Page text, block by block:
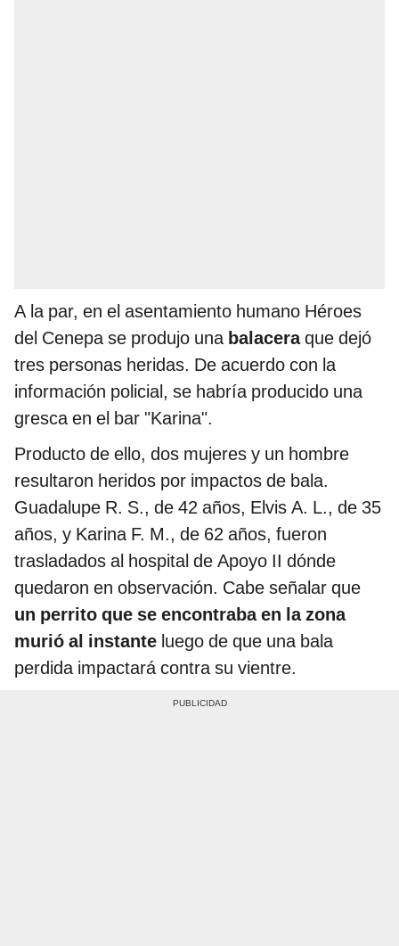
A la par, en el asentamiento humano Héroes
del Cenepa se produjo una balaceraque dejó
tres personas heridas. De acuerdo con la
información policial, se habría producido una
gresca en el bar "Karina".
Producto de ello, dos mujeres y un hombre
resultaron heridos por impactos de bala.
Guadalupe R. S., de 42 años, Elvis A. L., de 35
años, y Karina F. M., de 62 años, fueron
trasladados al hospital de Apoyo II dónde
quedaron en observación. Cabe señalar que
un perrito que se encontraba en la zona
murió al instante luego de que una bala
perdida impactará contra su vientre.